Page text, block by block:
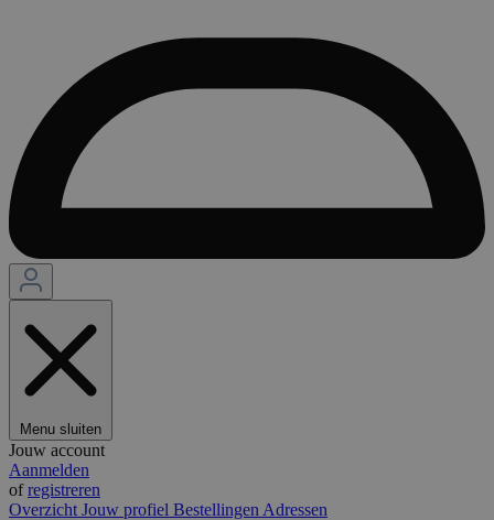
Menu sluiten
Jouw account
Aanmelden
ofregistreren
Overzicht Jouw profiel Bestellingen Adressen